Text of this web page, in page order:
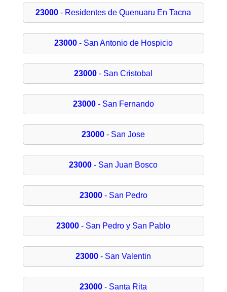
23000 - Residentes de Quenuaru En Tacna
23000- San Antonio de Hospicio
23000 - San Cristobal
23000- San Fernando
23000 - San Jose
23000 - San Juan Bosco
23000- San Pedro
23000 - San Pedro y San Pablo
23000 - San Valentin
23000 - Santa Rita